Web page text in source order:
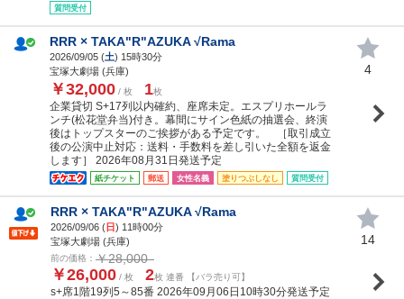
質問受付
RRR × TAKA"R"AZUKA √Rama
2026/09/05 (土) 15時30分
宝塚大劇場 (兵庫)
￥32,000 / 枚 1枚
企業貸切 S+17列以内確約、座席未定。エスプリホールラ
ンチ(松花堂弁当)付き。幕間にサイン色紙の抽選会、終演
後はトップスターのご挨拶がある予定です。 ［取引成立
後の公演中止対応：送料・手数料を差し引いた全額を返金
します］ 2026年08月31日発送予定
紙チケット 郵送 女性名義 塗りつぶしなし 質問受付
4
RRR × TAKA"R"AZUKA √Rama
2026/09/06 (日) 11時00分
宝塚大劇場 (兵庫)
前の価格： ￥28,000
￥26,000 / 枚 2枚 連番 【バラ売り可】
s+席1階19列5～85番 2026年09月06日10時30分発送予定
14